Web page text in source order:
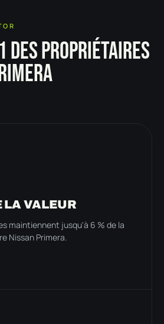
DES PROPRIÉTAIRES
LA VALEUR
maintiennent jusqu'à 6 % de la
Nissan Primera.